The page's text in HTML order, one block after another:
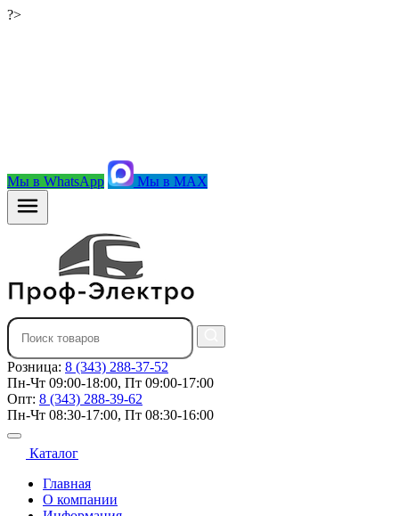
?>
Мы в WhatsApp Мы в MAX
Розница: 8 (343) 288-37-52
Пн-Чт 09:00-18:00, Пт 09:00-17:00
Опт: 8 (343) 288-39-62
Пн-Чт 08:30-17:00, Пт 08:30-16:00
Каталог
Главная
О компании